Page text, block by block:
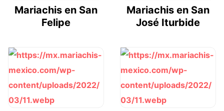
Mariachis en San
Felipe
Mariachis en San
José Iturbide